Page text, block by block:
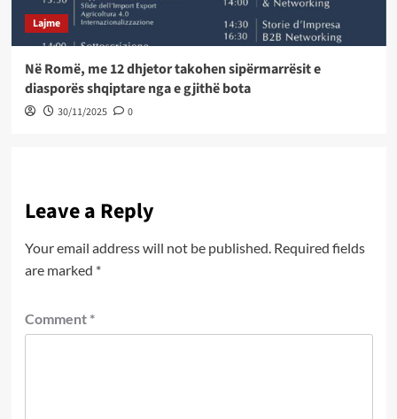
Lajme
Në Romë, me 12 dhjetor takohen sipërmarrësit e
diasporës shqiptare nga e gjithë bota
30/11/2025 0
Leave a Reply
Your email address will not be published. Required fields
are marked *
Comment *